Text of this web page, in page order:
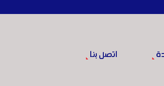
اتصل بنا